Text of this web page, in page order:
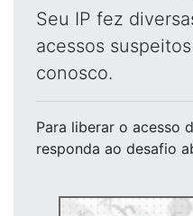
Seu IP fez
acessos
conosco.
Para liberar o acesso
responda ao desafio